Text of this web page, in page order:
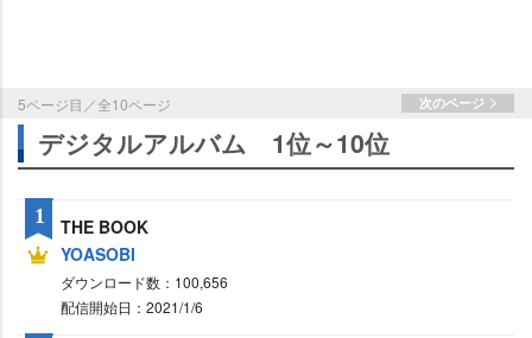
5ページ目／全10ページ 次のページ
デジタルアルバム 1位～10位
THE BOOK
YOASOBI
ダウンロード数：100,656
配信開始日：2021/1/6
1